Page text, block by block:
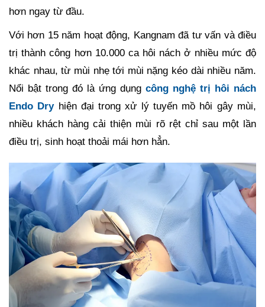
hơn ngay từ đầu.
Với hơn 15 năm hoạt động, Kangnam đã tư vấn và điều
trị thành công hơn 10.000 ca hôi nách ở nhiều mức độ
khác nhau, từ mùi nhẹ tới mùi nặng kéo dài nhiều năm.
Nổi bật trong đó là ứng dụng công nghệ trị hôi nách
Endo Dryhiện đại trong xử lý tuyến mồ hôi gây mùi,
nhiều khách hàng cải thiện mùi rõ rệt chỉ sau một lần
điều trị, sinh hoạt thoải mái hơn hẳn.